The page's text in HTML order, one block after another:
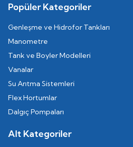
Popüler Kategoriler
Genleşme ve Hidrofor Tankları
Manometre
Tank ve Boyler Modelleri
Vanalar
Su Arıtma Sistemleri
Flex Hortumlar
Dalgıç Pompaları
Alt Kategoriler